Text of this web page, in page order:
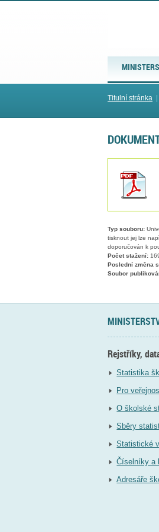
Titulní stránka
Typ souboru:
tisknout jej lze
doporučován k
Počet stažení:
Poslední změna
Soubor
Rejstříky,
Statistika
Pro
O školské
Sběry
Statistické
Číselníky a
Adresáře